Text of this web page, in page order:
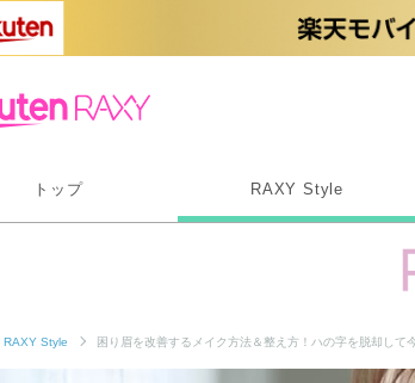
トップ RAXY Style
RAXY Style 困り眉を改善するメイク方法＆整え方！ハの字を脱却して